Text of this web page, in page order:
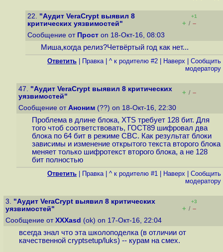
22. "Аудит VeraCrypt выявил 8
критических уязвимостей"
+1
+ / –
Сообщение от Прост on 18-Окт-16, 08:03
Миша,когда релиз?Четвёртый год как нет...
Ответить Правка| ^ к родителю #2 Наверх
Cообщить
модератору
47. "Аудит VeraCrypt выявил 8 критических
уязвимостей"
+ / –
Сообщение от Аноним (??) on 18-Окт-16, 22:30
Проблема в длине блока, XTS требует 128 бит. Для
того чтоб соответствовать, ГОСТ89 шифровал два
блока по 64 бит в режиме CBC. Как результат блоки
зависимы и изменение открытого текста второго блока
меняет только шифротекст второго блока, а не 128
бит полностью
Ответить Правка| ^ к родителю #1 Наверх
Cообщить
модератору
3. "Аудит VeraCrypt выявил 8 критических
уязвимостей"
+3
+ / –
Сообщение от XXXasd (ok) on 17-Окт-16, 22:04
всегда знал что эта школоподелка (в отличии от
качественной cryptsetup/luks) -- курам на смех.